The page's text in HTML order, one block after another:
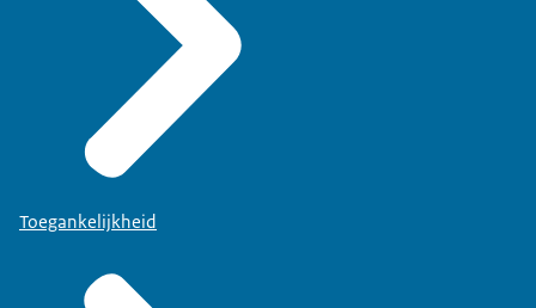
Toegankelijkheid